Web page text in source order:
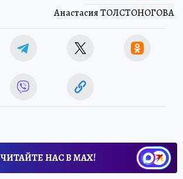
Анастасия ТОЛСТОНОГОВА
ЧИТАЙТЕ НАС В МАХ!